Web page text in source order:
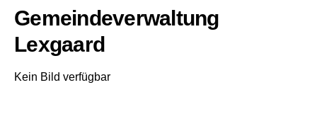
Gemeindeverwaltung
Lexgaard
Kein Bild verfügbar